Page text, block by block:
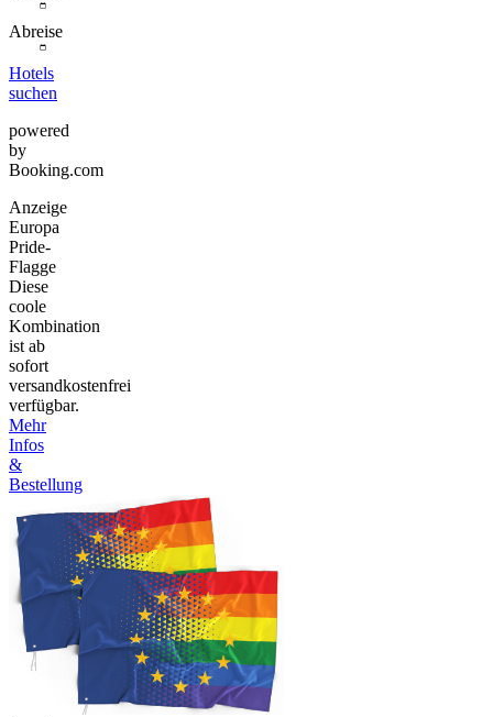
Abreise
Hotels
suchen
powered
by
Booking.com
Anzeige
Europa
Pride-
Flagge
Diese
coole
Kombination
ist ab
sofort
versandkostenfrei
verfügbar.
Mehr
Infos
&
Bestellung